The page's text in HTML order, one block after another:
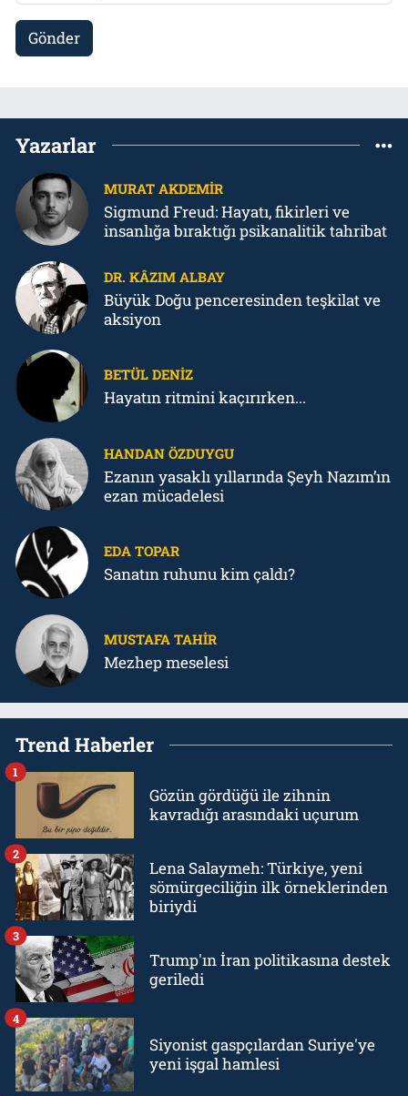
Gönder
Yazarlar
MURAT AKDEMIR
Sigmund Freud: Hayatı, fikirleri ve
insanlığa bıraktığı psikanalitik tahribat
DR. KÂZIM ALBAY
Büyük Doğu penceresinden teşkilat ve
aksiyon
BETÜL DENIZ
Hayatın ritmini kaçırırken...
HANDAN ÖZDUYGU
Ezanın yasaklı yıllarında Şeyh Nazım’ın
ezan mücadelesi
EDA TOPAR
Sanatın ruhunu kim çaldı?
MUSTAFA TAHIR
Mezhep meselesi
Trend Haberler
Gözün gördüğü ile zihnin
kavradığı arasındaki uçurum
1
Lena Salaymeh: Türkiye, yeni
sömürgeciliğin ilk örneklerinden
biriydi
2
Trump'ın İran politikasına destek
geriledi
3
Siyonist gaspçılardan Suriye'ye
yeni işgal hamlesi
4